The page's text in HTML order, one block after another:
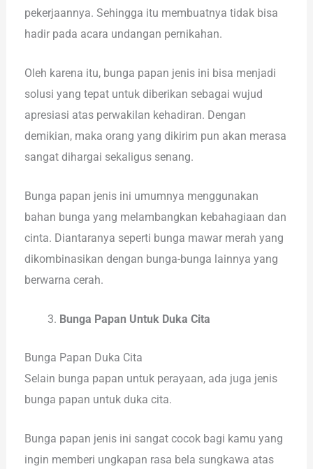
pekerjaannya. Sehingga itu membuatnya tidak bisa
hadir pada acara undangan pernikahan.
Oleh karena itu, bunga papan jenis ini bisa menjadi
solusi yang tepat untuk diberikan sebagai wujud
apresiasi atas perwakilan kehadiran. Dengan
demikian, maka orang yang dikirim pun akan merasa
sangat dihargai sekaligus senang.
Bunga papan jenis ini umumnya menggunakan
bahan bunga yang melambangkan kebahagiaan dan
cinta. Diantaranya seperti bunga mawar merah yang
dikombinasikan dengan bunga-bunga lainnya yang
berwarna cerah.
Bunga Papan Untuk Duka Cita
Bunga Papan Duka Cita
Selain bunga papan untuk perayaan, ada juga jenis
bunga papan untuk duka cita.
Bunga papan jenis ini sangat cocok bagi kamu yang
ingin memberi ungkapan rasa bela sungkawa atas